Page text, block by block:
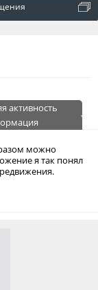
активность
можно
я так понял
оват